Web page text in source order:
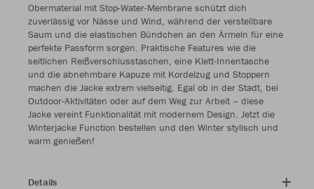
Obermaterial mit Stop-Water-Membrane schützt dich
zuverlässig vor Nässe und Wind, während der verstellbare
Saum und die elastischen Bündchen an den Ärmeln für eine
perfekte Passform sorgen. Praktische Features wie die
seitlichen Reißverschlusstaschen, eine Klett-Innentasche
und die abnehmbare Kapuze mit Kordelzug und Stoppern
machen die Jacke extrem vielseitig. Egal ob in der Stadt, bei
Outdoor-Aktivitäten oder auf dem Weg zur Arbeit – diese
Jacke vereint Funktionalität mit modernem Design. Jetzt die
Winterjacke Function bestellen und den Winter stylisch und
warm genießen!
Details